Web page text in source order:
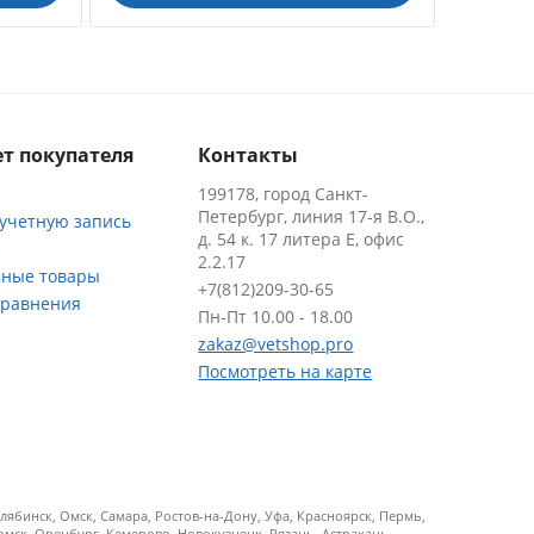
покупателя
запись
товары
Контакты
199178, город Санкт-
Петербург, линия 17-я В.О.,
д. 54 к. 17 литера Е, офис
2.2.17
+7(812)209-30-65
Пн-Пт 10.00 - 18.00
zakaz@vetshop.pro
Посмотреть на карте
Омск, Самара, Ростов-на-Дону, Уфа, Красноярск, Пермь,